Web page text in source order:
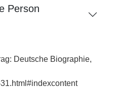
Person
Deutsche Biographie,